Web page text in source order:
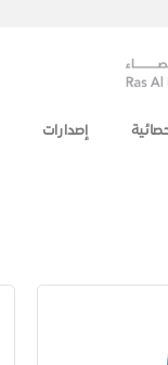
إصدارات